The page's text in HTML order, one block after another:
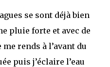
se sont déjà bien
pluie forte et avec de
rends à l’avant du
puis j’éclaire l’eau